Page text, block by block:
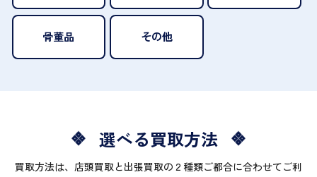
骨董品 その他
選べる買取方法
買取方法は、店頭買取と出張買取の２種類ご都合に合わせてご利